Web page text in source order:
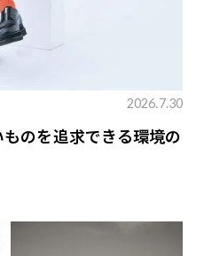
2026.7.30
ものを追求できる環境の